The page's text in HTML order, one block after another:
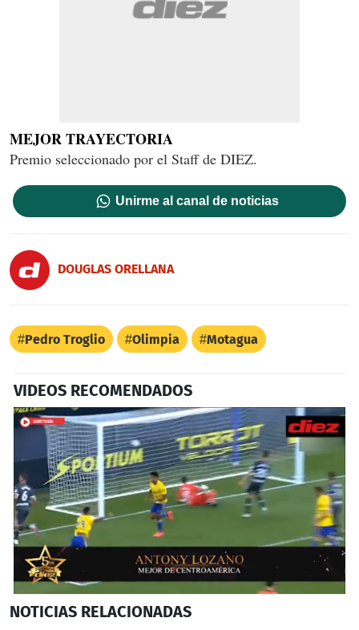
MEJOR TRAYECTORIA
Premio seleccionado por el Staff de DIEZ.
Unirme al canal de noticias
DOUGLAS ORELLANA
Pedro Troglio Olimpia Motagua
VIDEOS RECOMENDADOS
seconds
NOTICIAS RELACIONADAS